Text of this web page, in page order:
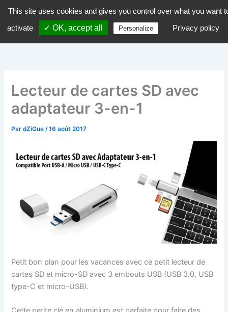
contenu
dZiGue
Lecteur de cartes SD avec
adaptateur 3-en-1
PardZiGue/16 août 2017
Petit bon plan pour les vacances avec ce petit lecteur de
cartes SD et micro-SD avec 3 embouts USB (USB 3.0, USB
type-C et micro-USB).
This site uses cookies and gives you control over what you want
activate
✓ OK, accept all Personalize Privacy policy